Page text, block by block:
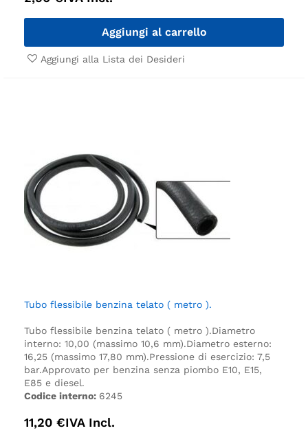
Aggiungi al carrello
Aggiungi alla Lista dei Desideri
Tubo flessibile benzina telato ( metro ).
Tubo flessibile benzina telato ( metro ).Diametro
interno: 10,00 (massimo 10,6 mm).Diametro esterno:
16,25 (massimo 17,80 mm).Pressione di esercizio: 7,5
bar.Approvato per benzina senza piombo E10, E15,
E85 e diesel.
Codice interno: 6245
11,20 €IVA Incl.